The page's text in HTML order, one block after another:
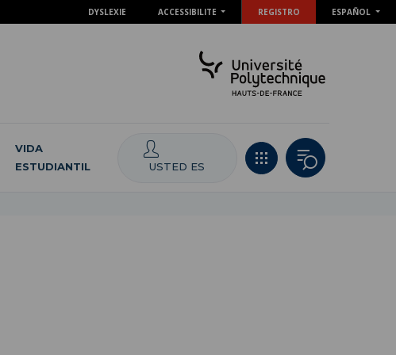
DYSLEXIE ACCESSIBILITE REGISTRO ESPAÑOL
VIDA
ESTUDIANTIL
USTED ES